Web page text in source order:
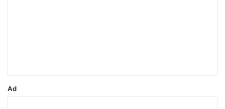
Ad